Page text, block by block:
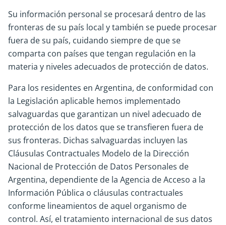
Su información personal se procesará dentro de las
fronteras de su país local y también se puede procesar
fuera de su país, cuidando siempre de que se
comparta con países que tengan regulación en la
materia y niveles adecuados de protección de datos.
Para los residentes en Argentina, de conformidad con
la Legislación aplicable hemos implementado
salvaguardas que garantizan un nivel adecuado de
protección de los datos que se transfieren fuera de
sus fronteras. Dichas salvaguardas incluyen las
Cláusulas Contractuales Modelo de la Dirección
Nacional de Protección de Datos Personales de
Argentina, dependiente de la Agencia de Acceso a la
Información Pública o cláusulas contractuales
conforme lineamientos de aquel organismo de
control. Así, el tratamiento internacional de sus datos